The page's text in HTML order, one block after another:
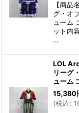
【商
グ・オ
ューム
ット内
…
LOL
リーグ
ューム
15,380
(税込: